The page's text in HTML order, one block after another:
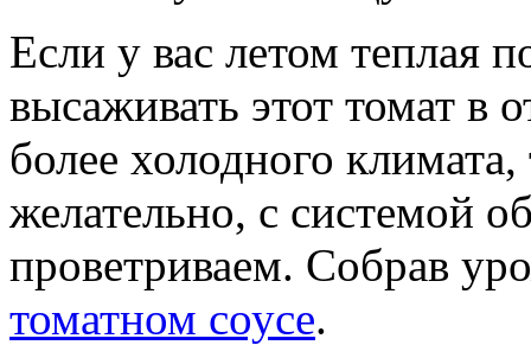
Если у вас летом теплая
высаживать этот томат в
более холодного
желательно, с системой
проветриваем. Собрав
томатном соусе.